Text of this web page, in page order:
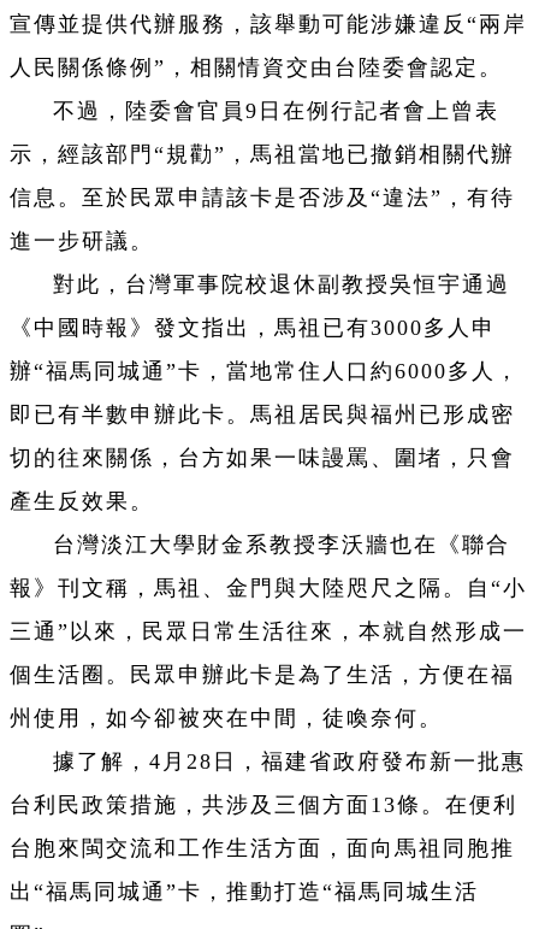
宣傳並提供代辦服務，該舉動可能涉嫌違反“兩岸
人民關係條例”，相關情資交由台陸委會認定。
不過，陸委會官員9日在例行記者會上曾表
示，經該部門“規勸”，馬祖當地已撤銷相關代辦
信息。至於民眾申請該卡是否涉及“違法”，有待
進一步研議。
對此，台灣軍事院校退休副教授吳恒宇通過
《中國時報》發文指出，馬祖已有3000多人申
辦“福馬同城通”卡，當地常住人口約6000多人，
即已有半數申辦此卡。馬祖居民與福州已形成密
切的往來關係，台方如果一味謾罵、圍堵，只會
產生反效果。
台灣淡江大學財金系教授李沃牆也在《聯合
報》刊文稱，馬祖、金門與大陸咫尺之隔。自“小
三通”以來，民眾日常生活往來，本就自然形成一
個生活圈。民眾申辦此卡是為了生活，方便在福
州使用，如今卻被夾在中間，徒喚奈何。
據了解，4月28日，福建省政府發布新一批惠
台利民政策措施，共涉及三個方面13條。在便利
台胞來閩交流和工作生活方面，面向馬祖同胞推
出“福馬同城通”卡，推動打造“福馬同城生活